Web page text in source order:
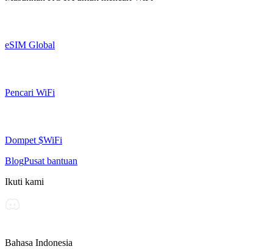
eSIM Global
Pencari WiFi
Dompet $WiFi
BlogPusat bantuan
Ikuti kami
Bahasa Indonesia